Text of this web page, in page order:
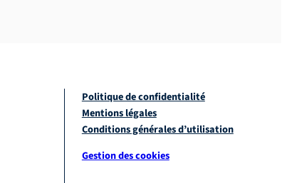
Politique de confidentialité
Mentions légales
Conditions générales d’utilisation
Gestion des cookies